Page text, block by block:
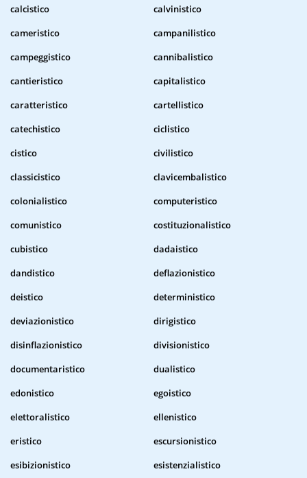
calcistico
calvinistico
cameristico
campanilistico
campeggistico
cannibalistico
cantieristico
capitalistico
caratteristico
cartellistico
catechistico
ciclistico
cistico
civilistico
classicistico
clavicembalistico
colonialistico
computeristico
comunistico
costituzionalistico
cubistico
dadaistico
dandistico
deflazionistico
deistico
deterministico
deviazionistico
dirigistico
disinflazionistico
divisionistico
documentaristico
dualistico
edonistico
egoistico
elettoralistico
ellenistico
eristico
escursionistico
esibizionistico
esistenzialistico